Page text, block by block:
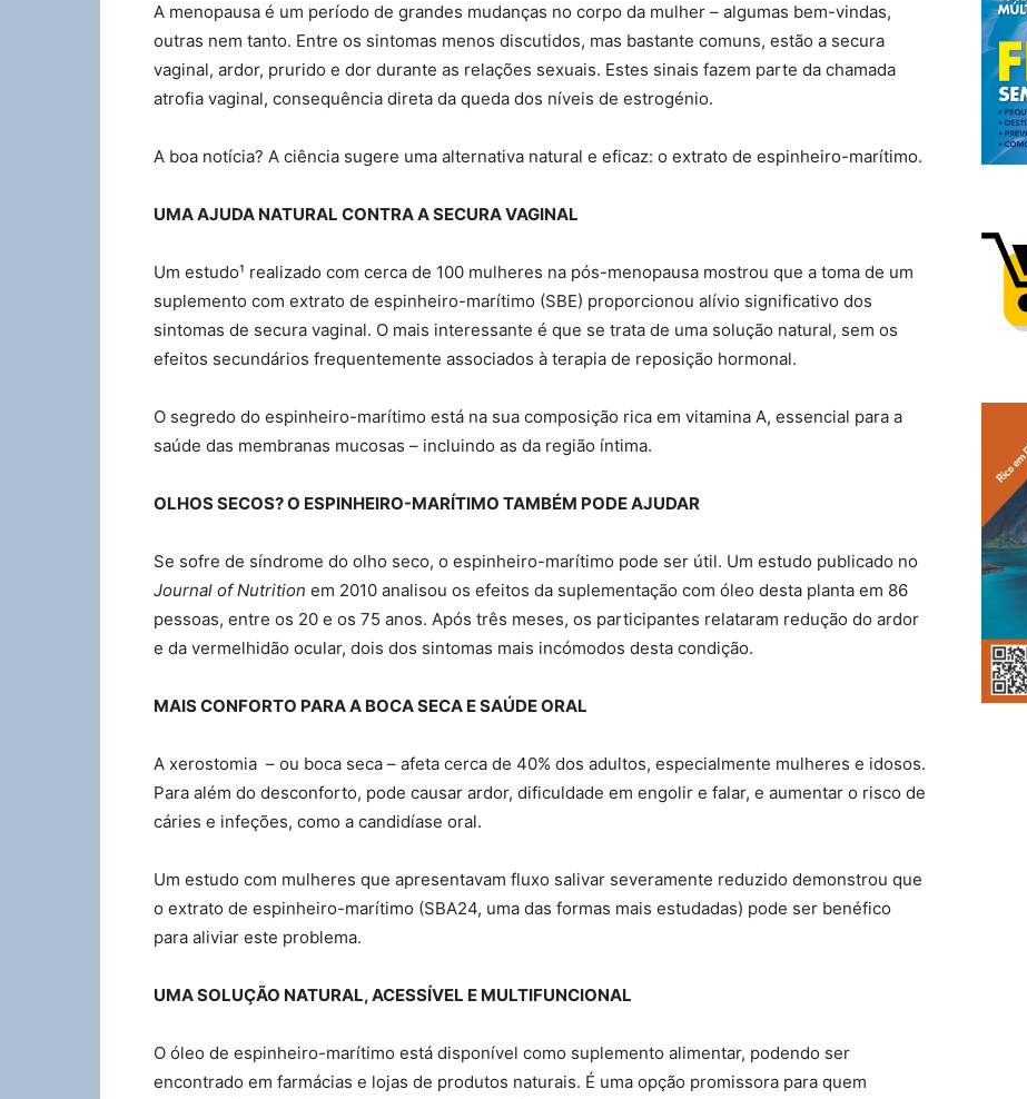
A menopausa é um período de grandes mudanças no corpo da mulher – algumas bem-vindas,
outras nem tanto. Entre os sintomas menos discutidos, mas bastante comuns, estão a secura
vaginal, ardor, prurido e dor durante as relações sexuais. Estes sinais fazem parte da chamada
atrofia vaginal, consequência direta da queda dos níveis de estrogénio.
A boa notícia? A ciência sugere uma alternativa natural e eficaz: o extrato de espinheiro-marítimo.
UMA AJUDA NATURAL CONTRA A SECURA VAGINAL
Um estudo¹ realizado com cerca de 100 mulheres na pós-menopausa mostrou que a toma de um
suplemento com extrato de espinheiro-marítimo (SBE) proporcionou alívio significativo dos
sintomas de secura vaginal. O mais interessante é que se trata de uma solução natural, sem os
efeitos secundários frequentemente associados à terapia de reposição hormonal.
O segredo do espinheiro-marítimo está na sua composição rica em vitamina A, essencial para a
saúde das membranas mucosas – incluindo as da região íntima.
OLHOS SECOS? O ESPINHEIRO-MARÍTIMO TAMBÉM PODE AJUDAR
Se sofre de síndrome do olho seco, o espinheiro-marítimo pode ser útil. Um estudo publicado no
Journal of Nutrition em 2010 analisou os efeitos da suplementação com óleo desta planta em 86
pessoas, entre os 20 e os 75 anos. Após três meses, os participantes relataram redução do ardor
e da vermelhidão ocular, dois dos sintomas mais incómodos desta condição.
MAIS CONFORTO PARA A BOCA SECA E SAÚDE ORAL
A xerostomia – ou boca seca – afeta cerca de 40% dos adultos, especialmente mulheres e idosos.
Para além do desconforto, pode causar ardor, dificuldade em engolir e falar, e aumentar o risco de
cáries e infeções, como a candidíase oral.
Um estudo com mulheres que apresentavam fluxo salivar severamente reduzido demonstrou que
o extrato de espinheiro-marítimo (SBA24, uma das formas mais estudadas) pode ser benéfico
para aliviar este problema.
UMA SOLUÇÃO NATURAL, ACESSÍVEL E MULTIFUNCIONAL
O óleo de espinheiro-marítimo está disponível como suplemento alimentar, podendo ser
encontrado em farmácias e lojas de produtos naturais. É uma opção promissora para quem